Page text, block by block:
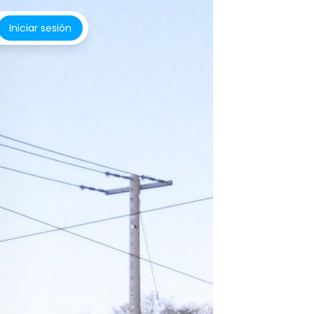
Iniciar sesión